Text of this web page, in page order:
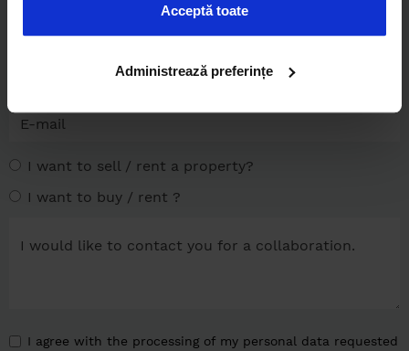
Acceptă toate
Administrează preferințe
I want to sell / rent a property?
I want to buy / rent ?
I agree with the processing of my personal data requested